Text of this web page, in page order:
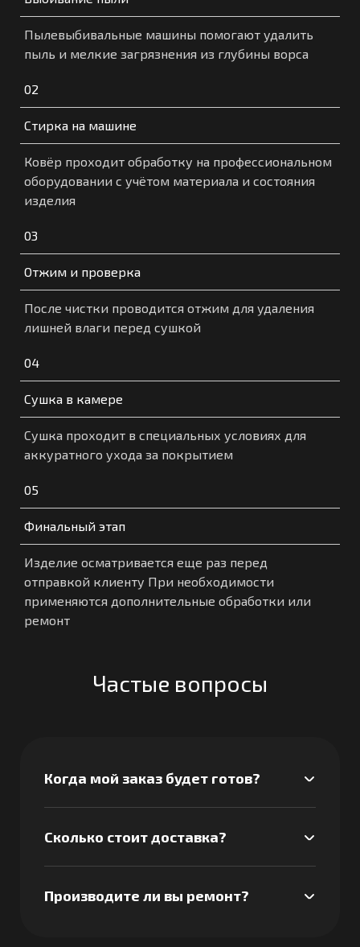
Пылевыбивальные машины помогают удалить
пыль и мелкие загрязнения из глубины ворса
02
Стирка на машине
Ковёр проходит обработку на профессиональном
оборудовании с учётом материала и состояния
изделия
03
Отжим и проверка
После чистки проводится отжим для удаления
лишней влаги перед сушкой
04
Сушка в камере
Сушка проходит в специальных условиях для
аккуратного ухода за покрытием
05
Финальный этап
Изделие осматривается еще раз перед
отправкой клиенту При необходимости
применяются дополнительные обработки или
ремонт
Частые вопросы
Когда мой заказ будет готов?
Сколько стоит доставка?
Производите ли вы ремонт?